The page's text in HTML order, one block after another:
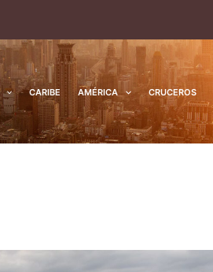
CARIBE AMÉRICA CRUCEROS